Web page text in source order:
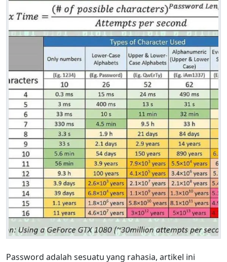
Password adalah sesuatu yang rahasia, artikel ini